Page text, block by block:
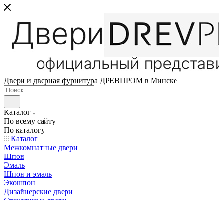
Двери и дверная фурнитура ДРЕВПРОМ в Минске
Каталог
По всему сайту
По каталогу
Каталог
Межкомнатные двери
Шпон
Эмаль
Шпон и эмаль
Экошпон
Дизайнерские двери